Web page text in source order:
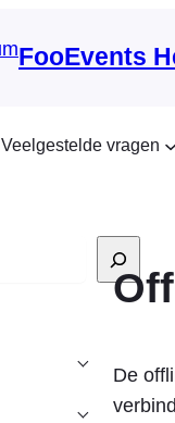
FooEvents
Veelgestelde vragen
De